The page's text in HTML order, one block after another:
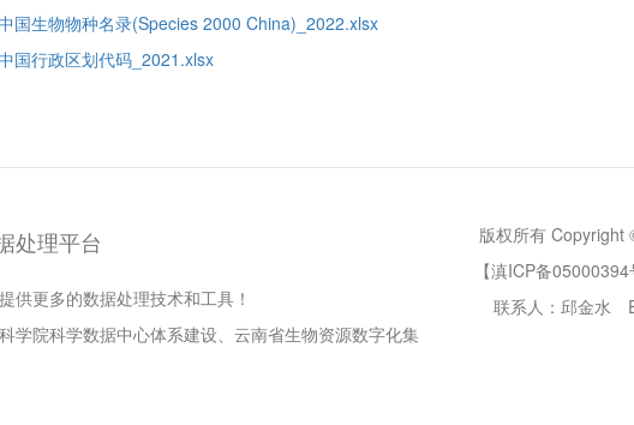
国生物物种名录(Species 2000 China)_2022.xlsx
国行政区划代码_2021.xlsx
处理平台
供更多的数据处理技术和工具！
学院科学数据中心体系建设、云南省生物资源数字化集
版权所有 Copyright
【滇ICP备05000394
联系人：邱金水